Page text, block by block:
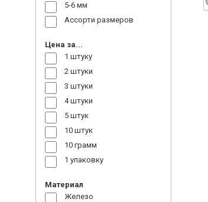
5-6 мм
Ассорти размеров
Цена за...
1 штуку
2 штуки
3 штуки
4 штуки
5 штук
10 штук
10 грамм
1 упаковку
Материал
Железо